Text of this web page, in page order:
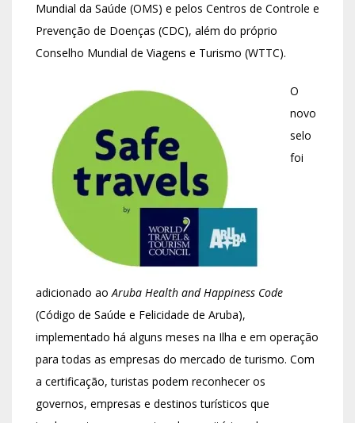
Mundial da Saúde (OMS) e pelos Centros de Controle e
Prevenção de Doenças (CDC), além do próprio
Conselho Mundial de Viagens e Turismo (WTTC).
O
novo
selo
foi
adicionado ao Aruba Health and Happiness Code
(Código de Saúde e Felicidade de Aruba),
implementado há alguns meses na Ilha e em operação
para todas as empresas do mercado de turismo. Com
a certificação, turistas podem reconhecer os
governos, empresas e destinos turísticos que